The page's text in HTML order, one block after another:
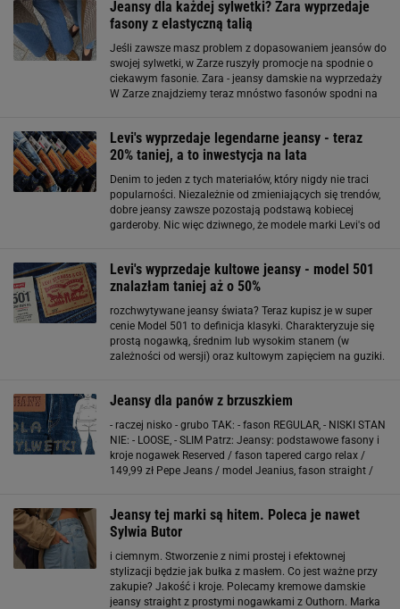
Jeansy dla każdej sylwetki? Zara wyprzedaje
fasony z elastyczną talią
Jeśli zawsze masz problem z dopasowaniem jeansów do
swojej sylwetki, w Zarze ruszyły promocje na spodnie o
ciekawym fasonie. Zara - jeansy damskie na wyprzedaży
W Zarze znajdziemy teraz mnóstwo fasonów spodni na
Levi's wyprzedaje legendarne jeansy - teraz
20% taniej, a to inwestycja na lata
Denim to jeden z tych materiałów, który nigdy nie traci
popularności. Niezależnie od zmieniających się trendów,
dobre jeansy zawsze pozostają podstawą kobiecej
garderoby. Nic więc dziwnego, że modele marki Levi's od
Levi's wyprzedaje kultowe jeansy - model 501
znalazłam taniej aż o 50%
rozchwytywane jeansy świata? Teraz kupisz je w super
cenie Model 501 to definicja klasyki. Charakteryzuje się
prostą nogawką, średnim lub wysokim stanem (w
zależności od wersji) oraz kultowym zapięciem na guziki.
Jeansy dla panów z brzuszkiem
- raczej nisko - grubo TAK: - fason REGULAR, - NISKI STAN
NIE: - LOOSE, - SLIM Patrz: Jeansy: podstawowe fasony i
kroje nogawek Reserved / fason tapered cargo relax /
149,99 zł Pepe Jeans / model Jeanius, fason straight /
Jeansy tej marki są hitem. Poleca je nawet
Sylwia Butor
i ciemnym. Stworzenie z nimi prostej i efektownej
stylizacji będzie jak bułka z masłem. Co jest ważne przy
zakupie? Jakość i kroje. Polecamy kremowe damskie
jeansy straight z prostymi nogawkami z Outhorn. Marka